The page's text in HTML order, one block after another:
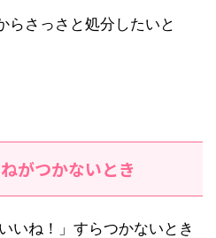
らさっさと処分したいと
がつかないとき
いね！」すらつかないとき